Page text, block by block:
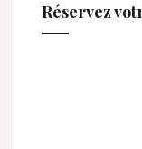
Réservez